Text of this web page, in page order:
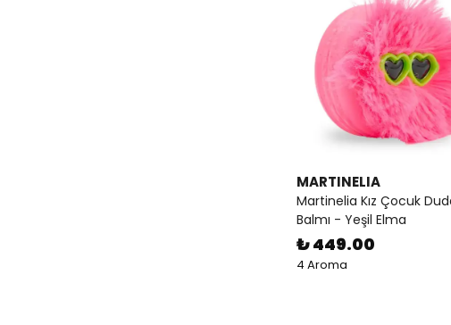
MARTINELIA
Martinelia Kız Çocuk
Balmı - Yeşil Elma
₺ 449.00
4 Aroma